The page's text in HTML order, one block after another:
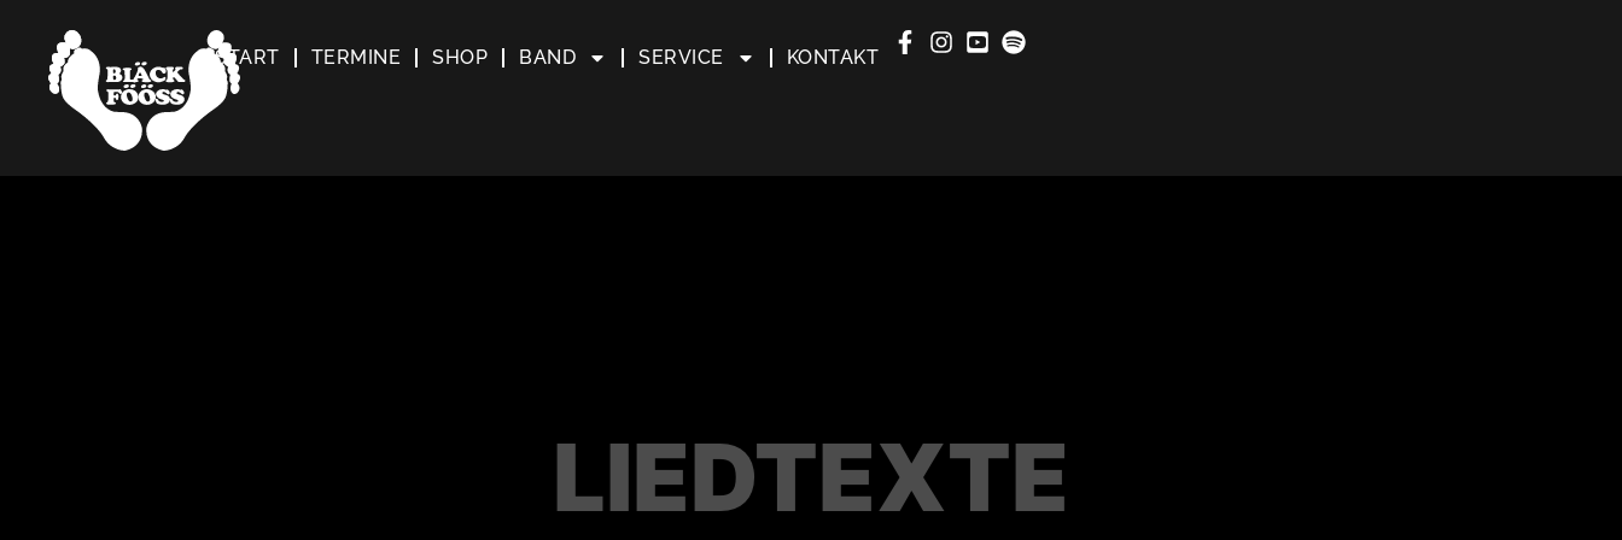
START TERMINE SHOP BAND SERVICE KONTAKT
LIEDTEXTE